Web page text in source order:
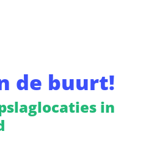
de buurt!
in